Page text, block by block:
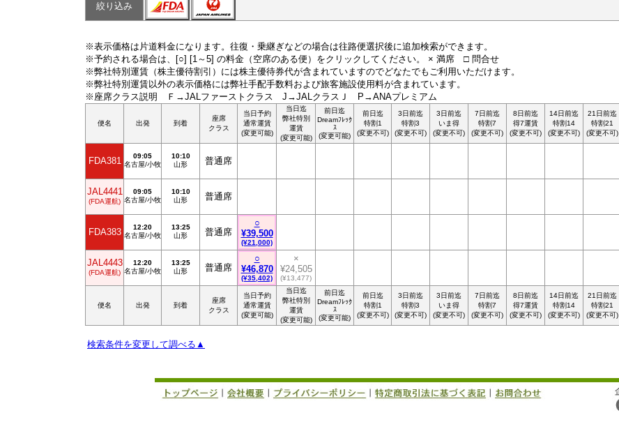
絞り込み
※表示価格は片道料金になります。往復・乗継ぎなどの場合は往路便選択後に追加検索ができます。
※予約される場合は、[○] [1～5] の料金（空席のある便）をクリックしてください。 × 満席 □ 問合せ
※弊社特別運賃（株主優待割引）には株主優待券代が含まれていますのでどなたでもご利用いただけます。
※弊社特別運賃以外の表示価格には弊社手配手数料および旅客施設使用料が含まれています。
※座席クラス説明 Ｆ→JALファーストクラス J→JALクラスＪ P→ANAプレミアム
便名 出発 到着
座席
クラス
当日予約
通常運賃
(変更可能)
当日迄
弊社特別
運賃
(変更可能)
前日迄
Dreamﾌﾚｯｸ
ｽ
(変更可能)
前日迄
特割1
(変更不可)
3日前迄
特割3
(変更不可)
3日前迄
いま得
(変更不可)
7日前迄
特割7
(変更不可)
8日前迄
得7運賃
(変更不可)
14日前迄
特割14
(変更不可)
21日前迄
特割21
(変更不可)
FDA381
09:05
名古屋/小牧
10:10
山形
普通席
JAL4441
(FDA運航)
09:05
名古屋/小牧
10:10
山形
普通席
FDA383
12:20
名古屋/小牧
13:25
山形
普通席
○
¥39,500
(¥21,000)
JAL4443
(FDA運航)
12:20
名古屋/小牧
13:25
山形
普通席
○
¥46,870
(¥35,402)
×
¥24,505
(¥13,477)
便名 出発 到着
座席
クラス
当日予約
通常運賃
(変更可能)
当日迄
弊社特別
運賃
(変更可能)
前日迄
Dreamﾌﾚｯｸ
ｽ
(変更可能)
前日迄
特割1
(変更不可)
3日前迄
特割3
(変更不可)
3日前迄
いま得
(変更不可)
7日前迄
特割7
(変更不可)
8日前迄
得7運賃
(変更不可)
14日前迄
特割14
(変更不可)
21日前迄
特割21
(変更不可)
検索条件を変更して調べる▲